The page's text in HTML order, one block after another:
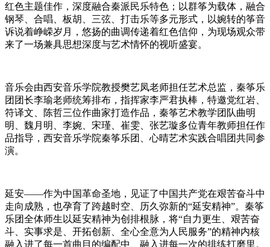
红色主题佳作，深度融合秦派民乐特色；以群筝为载体，融合
钢琴、合唱、板胡、三弦、打击乐等多元形式，以婉转的筝音
诉说着峥嵘岁月，悠扬的曲调传递着红色信仰，为现场观众带
来了一场兼具思想深度与艺术情怀的视听盛宴。
音乐会由西安音乐学院教授樊艺凤老师担任艺术总监，秦筝乐
团团长李瑜老师统筹排布，指挥家李严君执棒，特邀党红岩、
符译文、陈哲三位作曲家打造作品，秦筝艺术教学团队曲明
明、魏月明、李婉、宋瑾、崔雯、张艺璇多位青年教师担任作
品指导，西安音乐学院秦筝乐团、心晴艺术实践合唱团共同参
演。
延安——作为中国革命圣地，见证了中国共产党在艰苦奋斗中
走向成熟，也孕育了跨越时空、历久弥新的“延安精神”。秦筝
乐团全体师生以延安精神为创排根脉，将“自力更生、艰苦奋
斗、实事求是、开拓创新、全心全意为人民服务”的精神内核
融入进了每一首曲目的编配中、融入进每一次的排练打磨里。